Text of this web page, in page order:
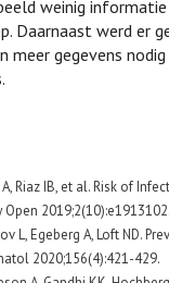
weinig informatie
Daarnaast werd er
meer gegevens
Riaz IB, et al. Risk of
Open
L, Egeberg A, Loft ND.
2020;156(4):421-429.